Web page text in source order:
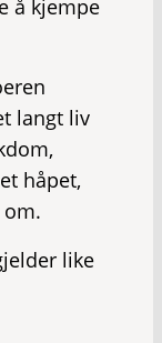
å kjempe
langt liv
håpet,
om.
like